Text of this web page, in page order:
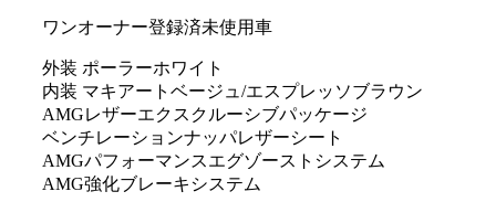
ワンオーナー登録済未使用車
外装 ポーラーホワイト
内装 マキアートベージュ/エスプレッソブラウン
AMGレザーエクスクルーシブパッケージ
ベンチレーションナッパレザーシート
AMGパフォーマンスエグゾーストシステム
AMG強化ブレーキシステム